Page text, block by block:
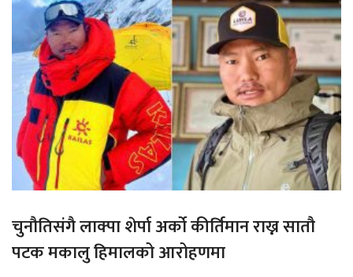
चुनौतिसंगै लाक्पा शेर्पा अर्को कीर्तिमान राख्न सातौ
पटक मकालु हिमालको आरोहणमा